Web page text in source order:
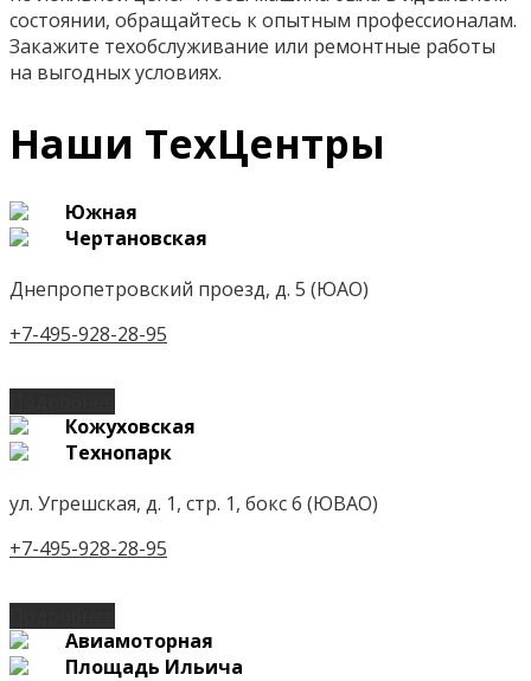
состоянии, обращайтесь к опытным профессионалам.
Закажите техобслуживание или ремонтные работы
на выгодных условиях.
Наши ТехЦентры
Южная
Чертановская
Днепропетровский проезд, д. 5 (ЮАО)
+7-495-928-28-95
Кожуховская
Технопарк
ул. Угрешская, д. 1, стр. 1, бокс 6 (ЮВАО)
+7-495-928-28-95
Авиамоторная
Площадь Ильича